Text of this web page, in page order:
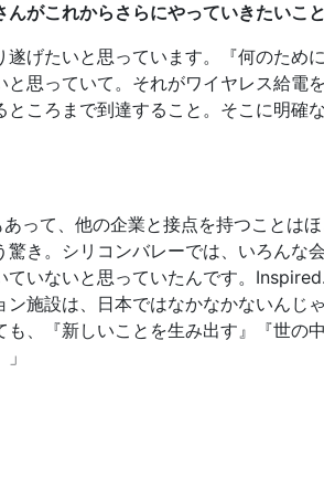
がこれからさらにやっていきたいこ
げたいと思っています。『何のた
思っていて。それがワイヤレス給
ころまで到達すること。そこに明
って、他の企業と接点を持つこと
き。シリコンバレーでは、いろん
いないと思っていたんです。
施設は、日本ではなかなかないん
、『新しいことを生み出す』『世